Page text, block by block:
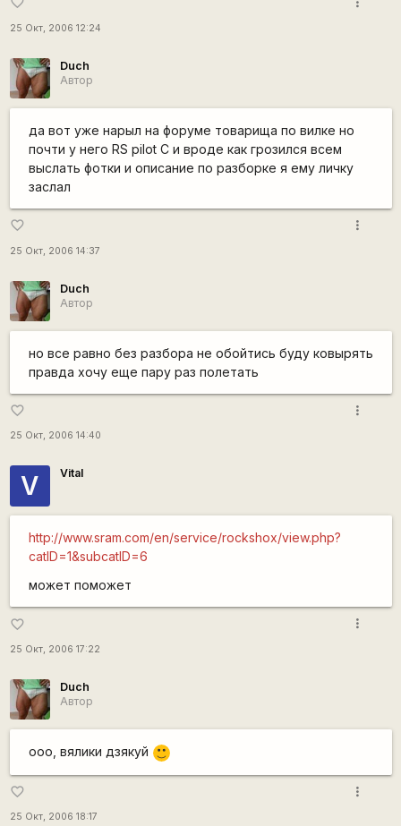
25 Окт, 2006 12:24
Duch
Автор
да вот уже нарыл на форуме товарища по вилке но
почти у него RS pilot C и вроде как грозился всем
выслать фотки и описание по разборке я ему личку
заслал
favorite_border
25 Окт, 2006 14:37
more_vert
Duch
Автор
но все равно без разбора не обойтись буду ковырять
правда хочу еще пару раз полетать
favorite_border
25 Окт, 2006 14:40
more_vert
V Vital
http://www.sram.com/en/service/rockshox/view.php?
catID=1&subcatID=6
может поможет
favorite_border
25 Окт, 2006 17:22
more_vert
Duch
Автор
ооо, вялики дзякуй :)
favorite_border
25 Окт, 2006 18:17
more_vert